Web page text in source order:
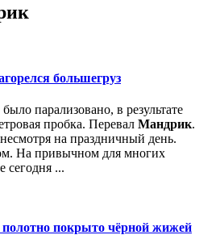
большегруз
парализовано, в результате
пробка. Перевал Мандрик.
на праздничный день.
На привычном для многих
сегодня ...
полотно покрыто чёрной жижей